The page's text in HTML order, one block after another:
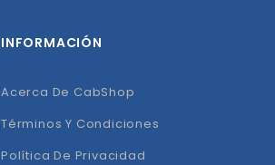
INFORMACIÓN
Acerca De CabShop
Términos Y Condiciones
Política De Privacidad